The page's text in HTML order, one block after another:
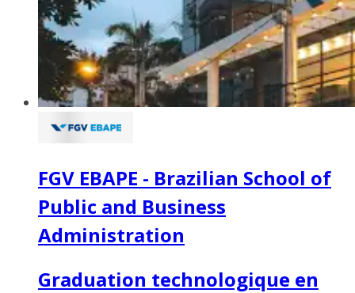
FGV EBAPE - Brazilian School of
Public and Business
Administration
Graduation technologique en